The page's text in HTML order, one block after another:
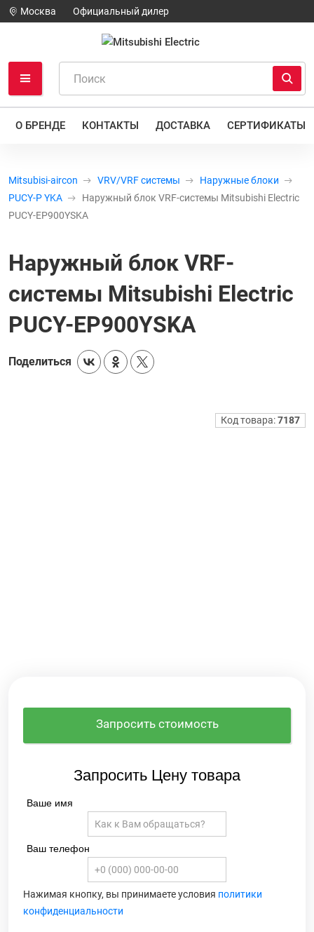
Москва Официальный дилер
О БРЕНДЕ КОНТАКТЫ ДОСТАВКА СЕРТИФИКАТЫ
Mitsubisi-aircon VRV/VRF системы
Наружные блоки
PUCY-P YKA
Наружный блок VRF-системы Mitsubishi Electric
PUCY-EP900YSKA
Наружный блок VRF-
системы Mitsubishi Electric
PUCY-EP900YSKA
Поделиться
Код товара:7187
Запросить стоимость
Запросить Цену товара
Ваше имя
Ваш телефон
Нажимая кнопку, вы принимаете условия политики
конфиденциальности